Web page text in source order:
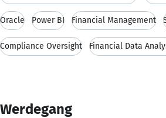
Oracle Power BI Financial Management
Compliance Oversight Financial Data
Werdegang